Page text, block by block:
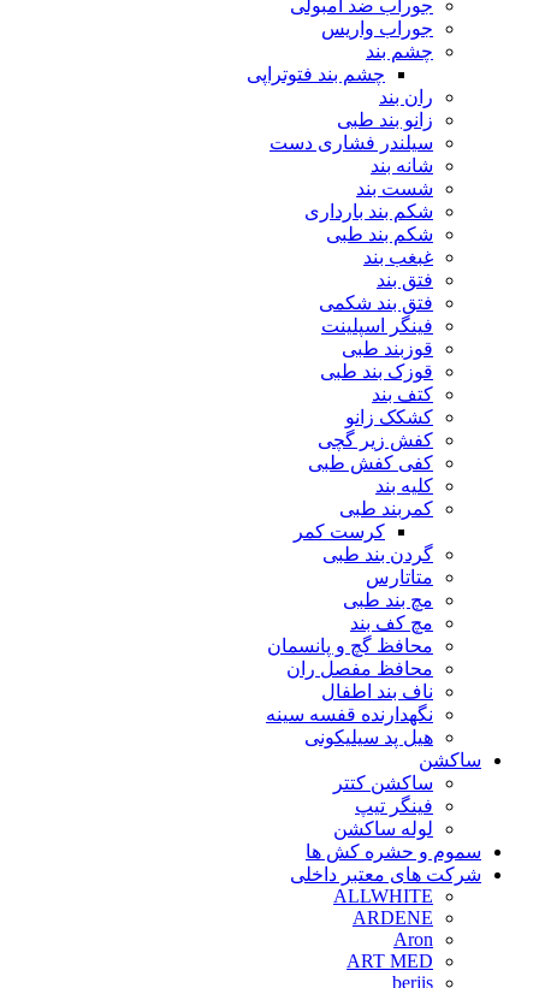
جوراب ضد آمبولی
جوراب واریس
چشم بند
چشم بند فتوتراپی
ران بند
زانو بند طبی
سیلندر فشاری دست
شانه بند
شست بند
شکم بند بارداری
شکم بند طبی
غبغب بند
فتق بند
فتق بند شکمی
فینگر اسپلینت
قوزبند طبی
قوزک بند طبی
کتف بند
کشکک زانو
کفش زیر گچی
کفی کفش طبی
کلیه بند
کمربند طبی
کرست کمر
گردن بند طبی
متاتارس
مچ بند طبی
مچ کف بند
محافظ گچ و پانسمان
محافظ مفصل ران
ناف بند اطفال
نگهدارنده قفسه سینه
هیل پد سیلیکونی
ساکشن
ساکشن کتتر
فینگر تیپ
لوله ساکشن
سموم و حشره کش ها
شرکت های معتبر داخلی
ALLWHITE
ARDENE
Aron
ART MED
berjis